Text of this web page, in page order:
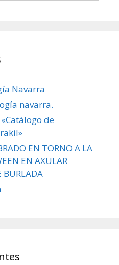
Navarra
navarra.
de
EN TORNO A LA
EN AXULAR
BURLADA